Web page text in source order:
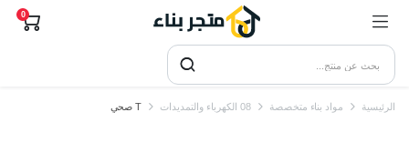
0
الرئيسية مواد بناء متخصصة 08 الكهرباء والتمديدات T صحي